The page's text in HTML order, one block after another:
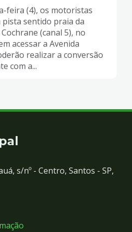
feira (4), os motoristas
sentido praia da
(canal 5), no
acessar a Avenida
realizar a conversão
com a...
s/nº - Centro, Santos - SP,